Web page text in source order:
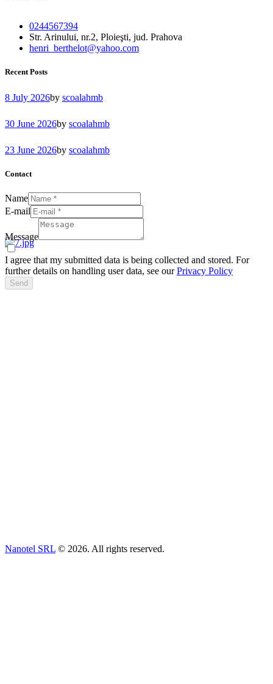
0244567394
Str. Arinului, nr.2, Ploieşti, jud. Prahova
henri_berthelot@yahoo.com
Recent Posts
8 July 2026by scoalahmb
30 June 2026by scoalahmb
23 June 2026by scoalahmb
Contact
Name
E-mail
Message
I agree that my submitted data is being collected and stored. For
further details on handling user data, see ourPrivacy Policy
Send
Nanotel SRL © 2026. All rights reserved.